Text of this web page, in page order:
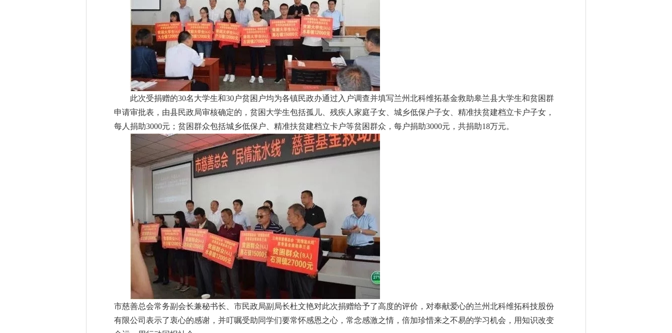
此次受捐赠的30名大学生和30户贫困户均为各镇民政办通过入户调查并填写兰州北科维拓基金救助皋兰县大学生和贫困群
申请审批表，由县民政局审核确定的，贫困大学生包括孤儿、残疾人家庭子女、城乡低保户子女、精准扶贫建档立卡户子女，
每人捐助3000元；贫困群众包括城乡低保户、精准扶贫建档立卡户等贫困群众，每户捐助3000元，共捐助18万元。
市慈善总会常务副会长兼秘书长、市民政局副局长杜文艳对此次捐赠给予了高度的评价，对奉献爱心的兰州北科维拓科技股份
有限公司表示了衷心的感谢，并叮嘱受助同学们要常怀感恩之心，常念感激之情，倍加珍惜来之不易的学习机会，用知识改变